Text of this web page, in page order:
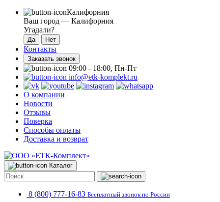
Калифорния
Ваш город — Калифорния
Угадали?
Контакты
Заказать звонок
09:00 - 18:00, Пн-Пт
info@etk-komplekt.ru
О компании
Новости
Отзывы
Поверка
Способы оплаты
Доставка и возврат
Каталог
8 (800) 777-16-83 Бесплатный звонок по России